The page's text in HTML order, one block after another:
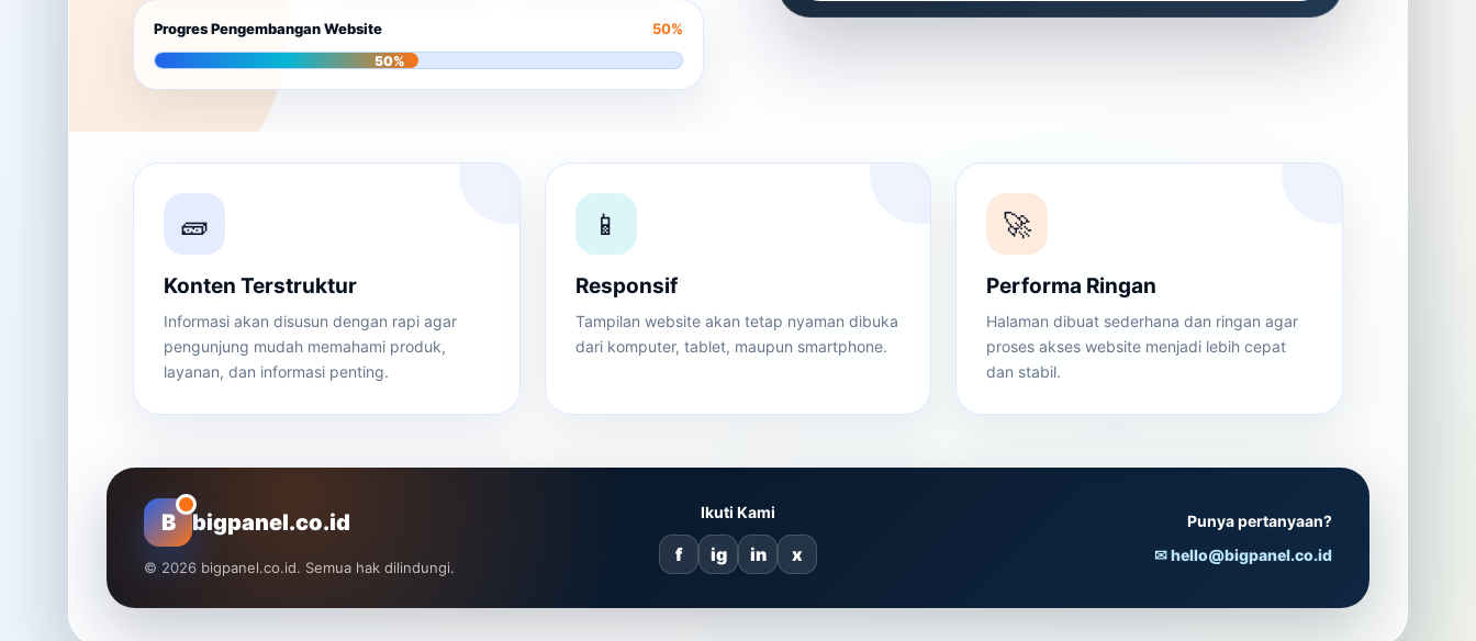
Progres Pengembangan Website 50%
50%
🧱
Konten Terstruktur
Informasi akan disusun dengan rapi agar
pengunjung mudah memahami produk,
layanan, dan informasi penting.
📱
Responsif
Tampilan website akan tetap nyaman dibuka
dari komputer, tablet, maupun smartphone.
🚀
Performa Ringan
Halaman dibuat sederhana dan ringan agar
proses akses website menjadi lebih cepat
dan stabil.
B bigpanel.co.id
© 2026 bigpanel.co.id. Semua hak dilindungi.
Ikuti Kami
f ig in x
Punya pertanyaan?
✉ hello@bigpanel.co.id